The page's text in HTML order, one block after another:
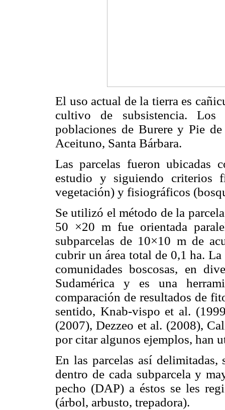
El uso actual de la tierra es
cultivo de subsistencia. Los
poblaciones de Burere y Pie
Aceituno, Santa Bárbara.
Las parcelas fueron ubicadas
estudio y siguiendo criterios
vegetación) y fisiográficos
Se utilizó el método de la
50 ×20 m fue orientada
subparcelas de 10×10 m de
cubrir un área total de 0,1 ha.
comunidades boscosas, en
Sudamérica y es una
comparación de resultados de
sentido, Knab-vispo et al.
(2007), Dezzeo et al. (2008),
por citar algunos ejemplos, han
En las parcelas así
dentro de cada subparcela y
pecho (DAP) a éstos se les
(árbol, arbusto, trepadora).